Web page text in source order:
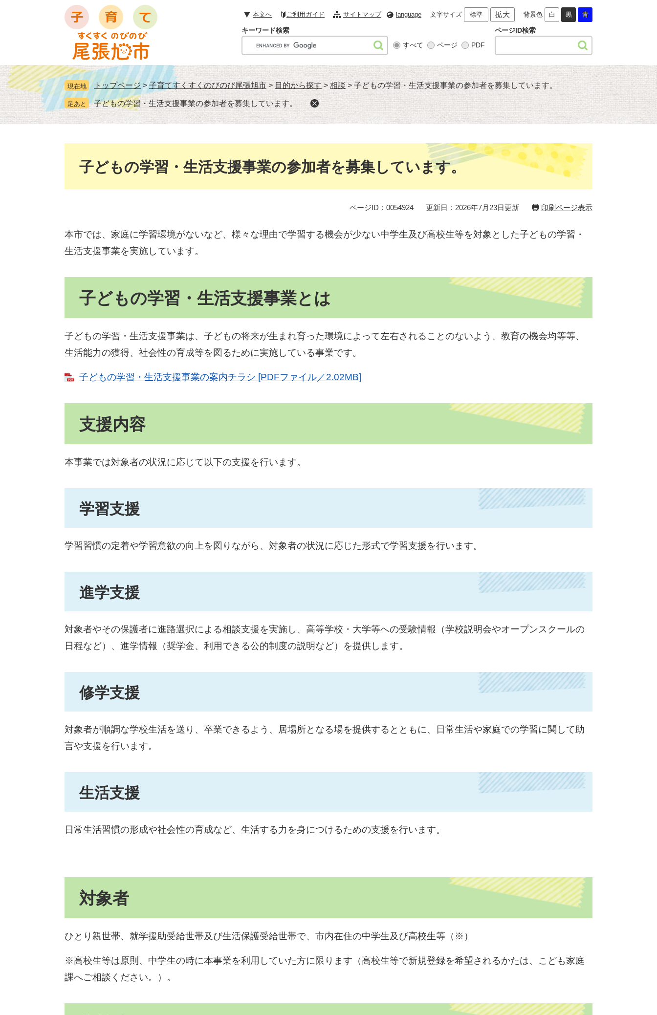
頭
で
す
飛
ば
し
本
文
本文へ ご利用ガイド サイトマップ language 文字サイズ 標準 拡大 背景色 白 黒 青
キーワード検索
o
o
l
e
カ
ス
検
索
すべて ページ PDF
ページID検索
現在地 トップページ >子育てすくすくのびのび尾張旭市 >目的から探す> 相談 > 子どもの学習・生活支援事業の参加者を募集しています。
足あと 子どもの学習・生活支援事業の参加者を募集しています。
子どもの学習・生活支援事業の参加者を募集しています。
ページID：0054924 更新日：2026年7月23日更新 印刷ページ表示
本市では、家庭に学習環境がないなど、様々な理由で学習する機会が少ない中学生及び高校生等を対象とした子どもの学習・
生活支援事業を実施しています。
子どもの学習・生活支援事業とは
子どもの学習・生活支援事業は、子どもの将来が生まれ育った環境によって左右されることのないよう、教育の機会均等等、
生活能力の獲得、社会性の育成等を図るために実施している事業です。
子どもの学習・生活支援事業の案内チラシ [PDFファイル／2.02MB]
支援内容
本事業では対象者の状況に応じて以下の支援を行います。
学習支援
学習習慣の定着や学習意欲の向上を図りながら、対象者の状況に応じた形式で学習支援を行います。
進学支援
対象者やその保護者に進路選択による相談支援を実施し、高等学校・大学等への受験情報（学校説明会やオープンスクールの
日程など）、進学情報（奨学金、利用できる公的制度の説明など）を提供します。
修学支援
対象者が順調な学校生活を送り、卒業できるよう、居場所となる場を提供するとともに、日常生活や家庭での学習に関して助
言や支援を行います。
生活支援
日常生活習慣の形成や社会性の育成など、生活する力を身につけるための支援を行います。
対象者
ひとり親世帯、就学援助受給世帯及び生活保護受給世帯で、市内在住の中学生及び高校生等（※）
※高校生等は原則、中学生の時に本事業を利用していた方に限ります（高校生等で新規登録を希望されるかたは、こども家庭
課へご相談ください。）。